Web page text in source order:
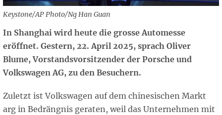
Keystone/AP Photo/Ng Han Guan
In Shanghai wird heute die grosse Automesse
eröffnet. Gestern, 22. April 2025, sprach Oliver
Blume, Vorstandsvorsitzender der Porsche und
Volkswagen AG, zu den Besuchern.
Zuletzt ist Volkswagen auf dem chinesischen Markt
arg in Bedrängnis geraten, weil das Unternehmen mit